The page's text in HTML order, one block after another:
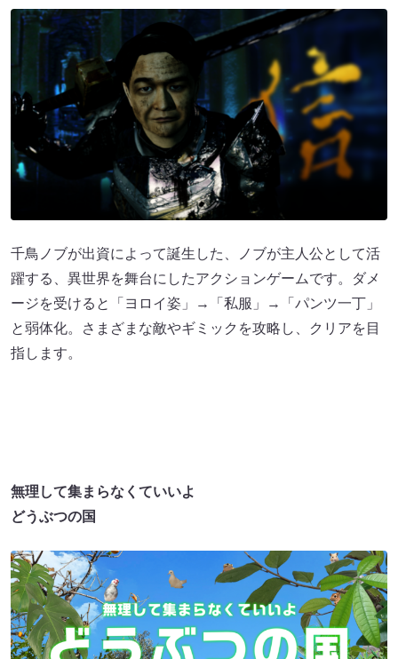
千鳥ノブが出資によって誕生した、ノブが主人公として活
躍する、異世界を舞台にしたアクションゲームです。ダメ
ージを受けると「ヨロイ姿」→「私服」→「パンツ一丁」
と弱体化。さまざまな敵やギミックを攻略し、クリアを目
指します。
無理して集まらなくていいよ
どうぶつの国